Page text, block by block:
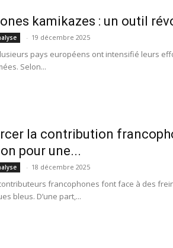
kamikazes : un outil
- 19 décembre 2025
pays européens ont intensifié leurs
Selon...
la contribution
pour une...
- 18 décembre 2025
francophones font face à des
bleus. D’une part,...